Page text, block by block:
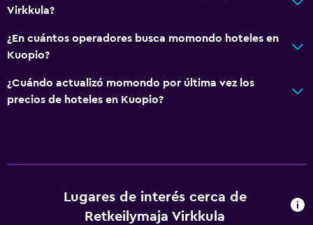
Virkkula?
¿En cuántos operadores busca momondo hoteles en
Kuopio?
¿Cuándo actualizó momondo por última vez los
precios de hoteles en Kuopio?
Lugares de interés cerca de
Retkeilymaja Virkkula